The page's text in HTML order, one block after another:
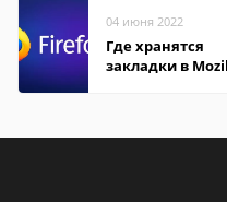
04 июня 2022
Где хранятся
закладки в